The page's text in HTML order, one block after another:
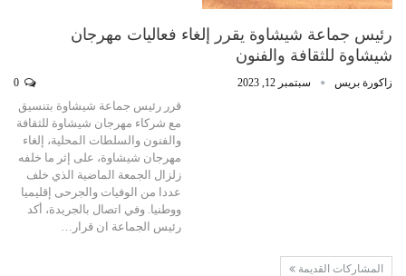
رئيس جماعة شيشاوة يقرر إلغاء فعاليات مهرجان
شيشاوة للثقافة والفنون
زاكورة بريس سبتمبر 12, 2023
قرر رئيس جماعة شيشاوة بتنسيق
مع شركاء مهرجان شيشاوة للثقافة
والفنون والسلطات المحلية، إلغاء
مهرجان شيشاوة، على إثر ما خلفه
زلزال الجمعة الماضية الذي خلف
عددا من الوفيات والجرحى إقليميا
ووطنيا. وفي اتصال بالجريدة، أكد
رئيس الجماعة ان قرار…
المشاركات القديمة